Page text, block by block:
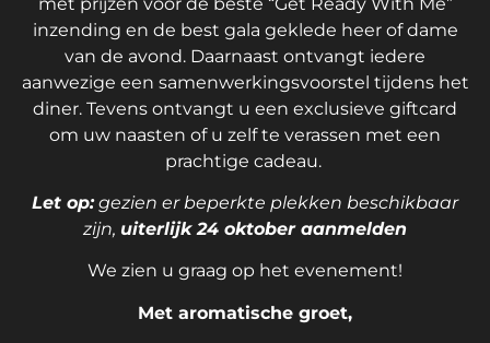
inzending en de best gala geklede heer of dame
van de avond. Daarnaast ontvangt iedere
aanwezige een samenwerkingsvoorstel tijdens het
diner. Tevens ontvangt u een exclusieve giftcard
om uw naasten of u zelf te verassen met een
prachtige cadeau.
Let op:gezien er beperkte plekken beschikbaar
zijn, uiterlijk 24 oktober aanmelden
We zien u graag op het evenement!
Met aromatische groet,